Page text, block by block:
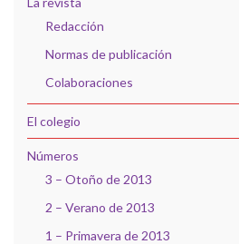
Redacción
Normas de publicación
Colaboraciones
El colegio
Números
3 – Otoño de 2013
2 – Verano de 2013
1 – Primavera de 2013